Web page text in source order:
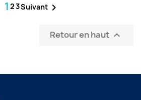
1 23Suivant
Retour en haut 